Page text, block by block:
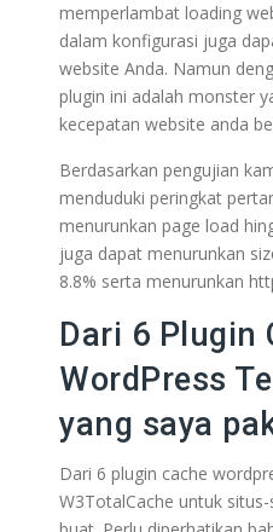
memperlambat loading
dalam konfigurasi juga
website Anda. Namun
plugin ini adalah monster
kecepatan website anda
Berdasarkan pengujian
menduduki peringkat
menurunkan page load
juga dapat menurunkan
8.8% serta menurunkan
Dari 6 Plugin
WordPress
yang saya
Dari 6 plugin cache
W3TotalCache untuk